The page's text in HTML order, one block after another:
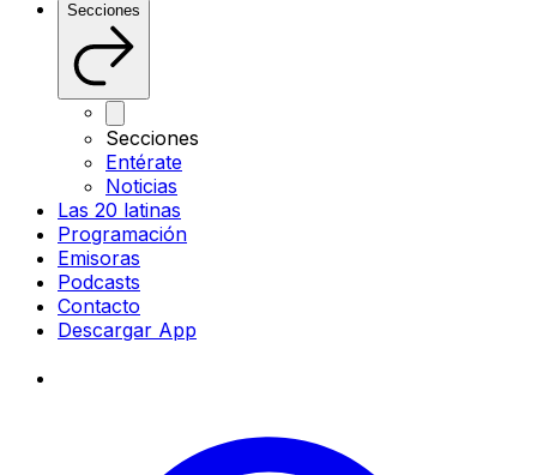
Secciones
Secciones
Entérate
Noticias
Las 20 latinas
Programación
Emisoras
Podcasts
Contacto
Descargar App